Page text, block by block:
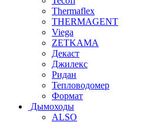
Thermaflex
THERMAGENT
Viega
ZETKAMA
Декаст
Джилекс
Ридан
Тепловодомер
Формат
Дымоходы
ALSO